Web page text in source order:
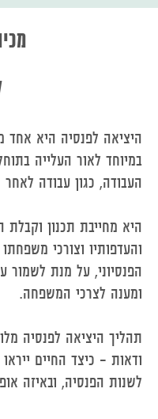
היציאה לפנסיה היא אחד
במיוחד לאור העלייה
העבודה, כגון עבודה
היא מחייבת תכנון
והעדפותיו וצורכי
הפנסיוני, על מנת
ומענה לצרכי המשפחה.
תהליך היציאה לפנסיה
ודאות – כיצד החיים
לשנות הפנסיה, ובאיזה